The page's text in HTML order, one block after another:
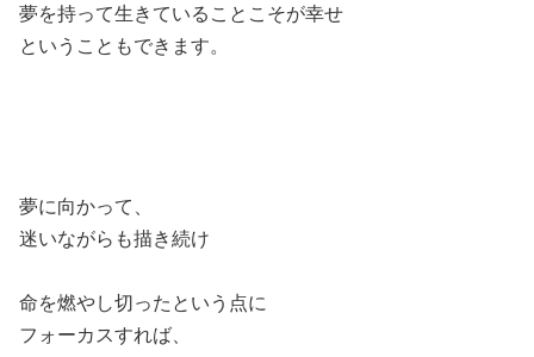
夢を持って生きていることこそが幸せ
ということもできます。
夢に向かって、
迷いながらも描き続け
命を燃やし切ったという点に
フォーカスすれば、